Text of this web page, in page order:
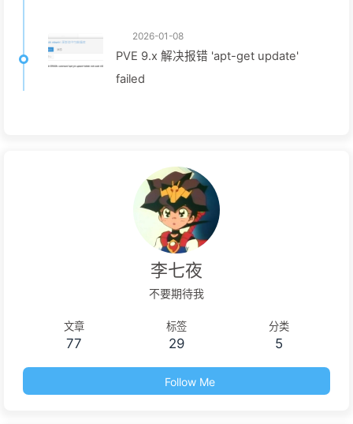
2026-01-08
PVE 9.x 解决报错 'apt-get update'
failed
李七夜
不要期待我
文章
77
标签
29
分类
5
Follow Me